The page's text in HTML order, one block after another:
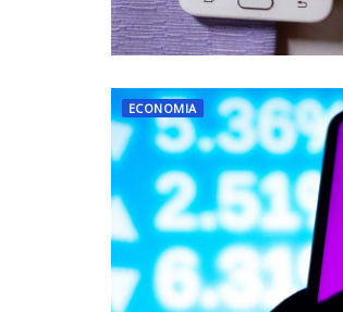
ECONOMIA